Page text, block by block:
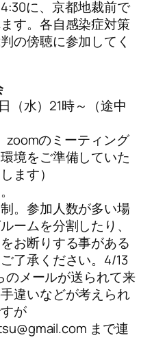
に、京都地裁前で
す。各自感染症対策
の傍聴に参加してく
（水）21時～（途中
zoomのミーティング
境をご準備していた
ます）
。参加人数が多い場
ームを分割したり、
お断りする事がある
了承ください。4/13
のメールが送られて来
違いなどが考えられ
が
まで連